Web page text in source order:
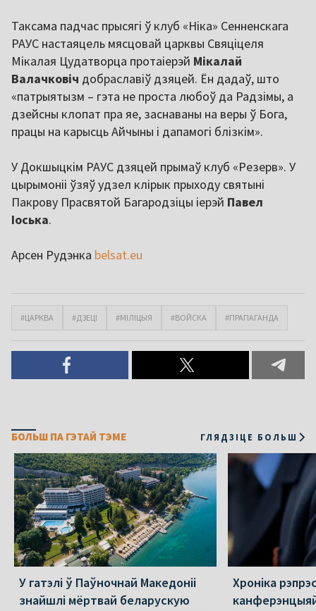
Таксама падчас прысягі ў клуб «Ніка» Сенненскага
РАУС настаяцель мясцовай царквы Свяціцеля
Мікалая Цудатворца протаіерэй Мікалай
Валачковіч добраславіў дзяцей. Ён дадаў, што
«патрыятызм – гэта не проста любоў да Радзімы, а
дзейсны клопат пра яе, заснаваны на веры ў Бога,
працы на карысць Айчыны і дапамогі блізкім».
У Докшыцкім РАУС дзяцей прымаў клуб «Резерв». У
цырымоніі ўзяў удзел клірык прыходу святыні
Пакрову Прасвятой Багародзіцы іерэй Павел
Іоська.
Арсен Рудэнка belsat.eu
#ЦАРКВА #ДЗЕЦІ #МІЛІЦЫЯ #ВОЙСКА #ПРАПАГАНДА
БОЛЬШ ПА ГЭТАЙ ТЭМЕ ГЛЯДЗІЦЕ БОЛЬШ
У гатэлі ў Паўночнай Македоніі
знайшлі мёртвай беларускую
Хроніка